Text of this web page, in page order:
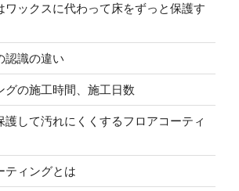
ワックスに代わって床をずっと保護す
認識の違い
グの施工時間、施工日数
護して汚れにくくするフロアコーティ
ティングとは